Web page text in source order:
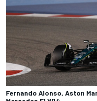
Fernando Alonso, Aston